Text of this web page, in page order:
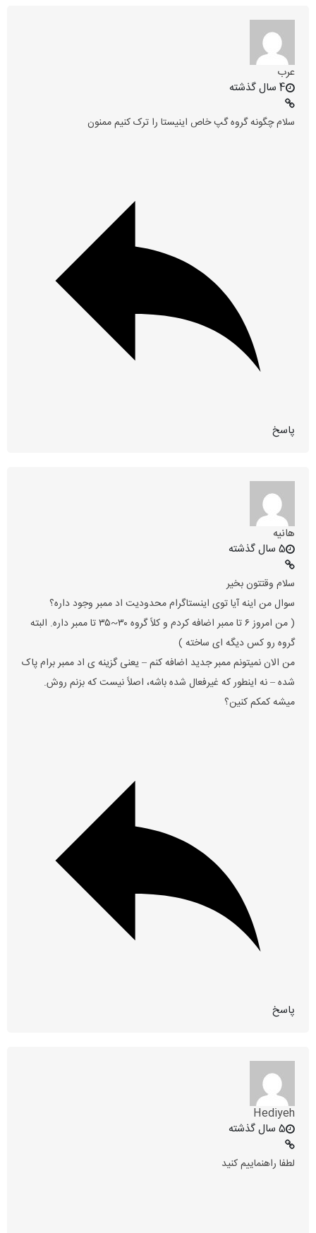
عرب
4 سال گذشته
سلام چگونه‌ گروه گپ خاص اینیستا را ترک کنیم ممنون
پاسخ
هانيه
5 سال گذشته
سلام وقتتون بخیر
سوال من اینه آیا توی اینستاگرام محدودیت اد ممبر وجود داره؟
( من امروز ۶ تا ممبر اضافه کردم و کلاً گروه ٣٠~٣۵ تا ممبر داره. البته
گروه رو کس دیگه ای ساخته )
من الان نمیتونم ممبر جدید اضافه کنم – یعنی گزینه ی اد ممبر برام پاک
شده – نه اینطور که غیرفعال شده باشه، اصلاً نیست که بزنم روش.
میشه کمکم کنین؟
پاسخ
Hediyeh
5 سال گذشته
لطفا راهنماییم کنید